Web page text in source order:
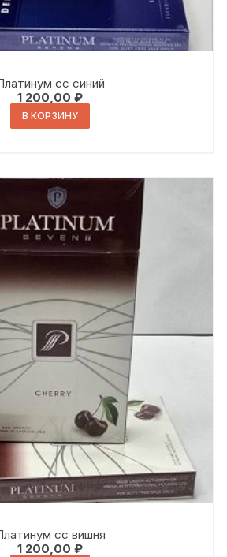
сс синий
1 200,00₽
В КОРЗИНУ
сс вишня
1 200,00₽